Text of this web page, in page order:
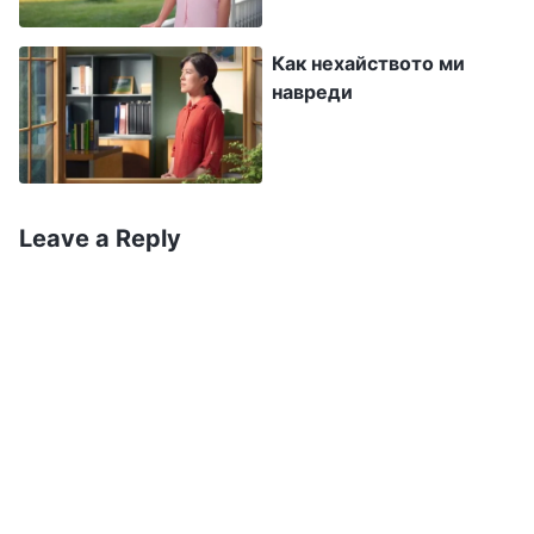
какво можеш да правиш? Какво си способен
да правиш подобаващо? Ако човек наистина
има преданост и чувство за отговорност към
дълга си, тогава, стига Бог да го изисква и то
да е нужно за Божия дом, той ще направи
собствен избор. Не е ли един от принципите
Как нехайството ми
навреди
Leave a Reply